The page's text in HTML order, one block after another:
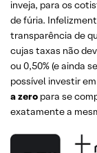
inveja, para os
de fúria.
transparência de
cujas taxas não
ou 0,50% (e ainda
possível investir
a zero para se
exatamente a